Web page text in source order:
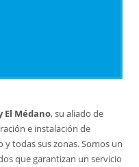
El Médano, su aliado de
e instalación de
todas sus zonas. Somos un
que garantizan un servicio